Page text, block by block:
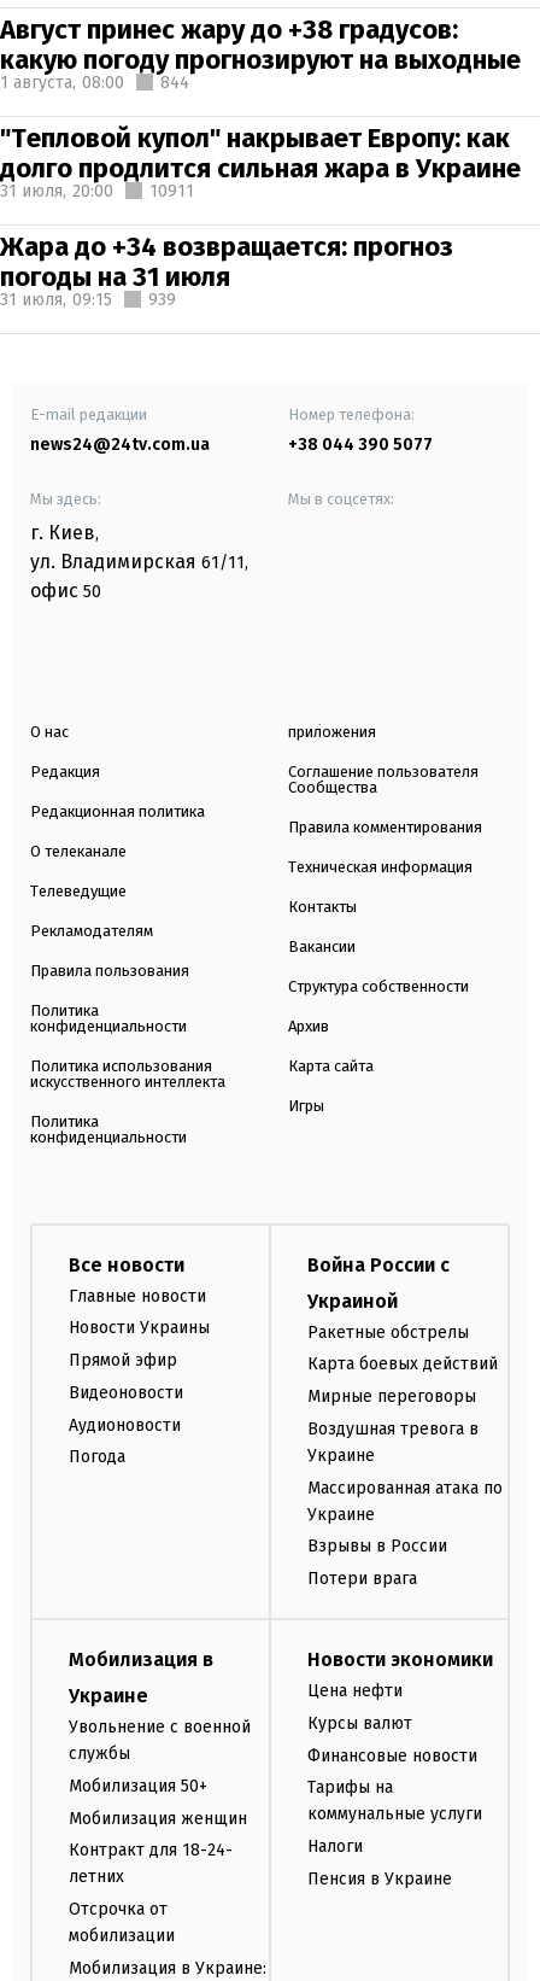
Август принес жару до +38 градусов:
какую погоду прогнозируют на выходные
1 августа, 08:00 844
"Тепловой купол" накрывает Европу: как
долго продлится сильная жара в Украине
31 июля, 20:00 10911
Жара до +34 возвращается: прогноз
погоды на 31 июля
31 июля, 09:15 939
E-mail редакции
news24@24tv.com.ua
Номер телефона:
+38 044 390 5077
Мы здесь:
г. Киев,
ул. Владимирская 61/11,
офис 50
Мы в соцсетях:
О нас
Редакция
Редакционная политика
О телеканале
Телеведущие
Рекламодателям
Правила пользования
Политика
конфиденциальности
Политика использования
искусственного интеллекта
Политика
конфиденциальности
приложения
Соглашение пользователя
Сообщества
Правила комментирования
Техническая информация
Контакты
Вакансии
Структура собственности
Архив
Карта сайта
Игры
Все новости
Главные новости
Новости Украины
Прямой эфир
Видеоновости
Аудионовости
Погода
Война России с
Украиной
Ракетные обстрелы
Карта боевых действий
Мирные переговоры
Воздушная тревога в
Украине
Массированная атака по
Украине
Взрывы в России
Потери врага
Мобилизация в
Украине
Увольнение с военной
службы
Мобилизация 50+
Мобилизация женщин
Контракт для 18-24-
летних
Отсрочка от
мобилизации
Мобилизация в Украине:
Новости экономики
Цена нефти
Курсы валют
Финансовые новости
Тарифы на
коммунальные услуги
Налоги
Пенсия в Украине